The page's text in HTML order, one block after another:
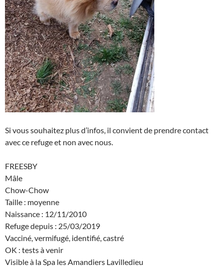
Si vous souhaitez plus d’infos, il convient de prendre contact
avec ce refuge et non avec nous.
FREESBY
Mâle
Chow-Chow
Taille : moyenne
Naissance : 12/11/2010
Refuge depuis : 25/03/2019
Vacciné, vermifugé, identifié, castré
OK : tests à venir
Visible à la Spa les Amandiers Lavilledieu